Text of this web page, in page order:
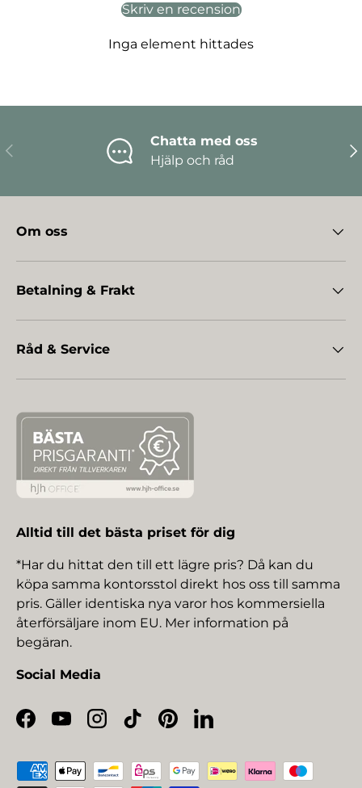
Skriv en recension
Inga element hittades
Föregående
Chatta med oss
Hjälp och råd
Om oss
Betalning & Frakt
Råd & Service
Alltid till det bästa priset för dig
*Har du hittat den till ett lägre pris? Då kan du
köpa samma kontorsstol direkt hos oss till samma
pris. Gäller identiska nya varor hos kommersiella
återförsäljare inom EU. Mer information på
begäran.
Social Media
Facebook
YouTubeInstagram
TikTokPinterestLinkedIn
Betalningsmetoder